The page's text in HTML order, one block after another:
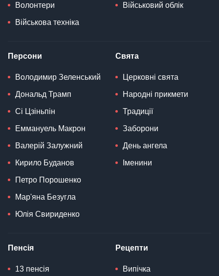
Волонтери
Військова техніка
Військовий облік
Персони
Володимир Зеленський
Дональд Трамп
Сі Цзіньпін
Еммануель Макрон
Валерій Залужний
Кирило Буданов
Петро Порошенко
Мар'яна Безугла
Юлія Свириденко
Свята
Церковні свята
Народні прикмети
Традиції
Заборони
День ангела
Іменини
Пенсія
13 пенсія
Рецепти
Випічка